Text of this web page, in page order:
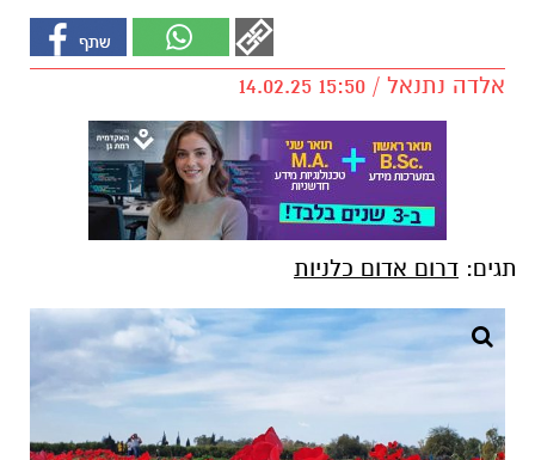
אלדה נתנאל / 15:50 14.02.25
דרום אדום כלניות